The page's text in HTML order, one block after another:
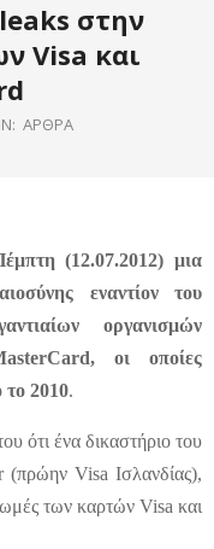
στην
Visa και
IN: ΆΡΘΡΑ
(12.07.2012) μια
εναντίον του
οργανισμών
οι οποίες
το 2010.
ότι ένα δικαστήριο του
(πρώην Visa Ισλανδίας),
των καρτών Visa και